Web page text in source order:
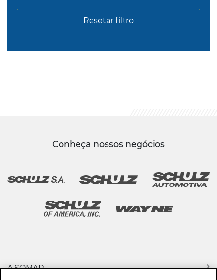
Resetar filtro
Conheça nossos negócios
A SOMAR